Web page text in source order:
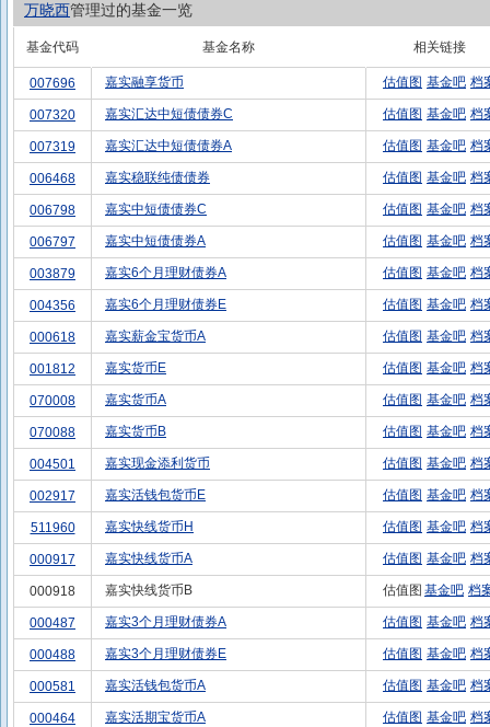
万晓西管理过的基金一览
基金代码 基金名称 相关链接
007696 嘉实融享货币 估值图 基金吧 档
007320 嘉实汇达中短债债券C 估值图 基金吧 档
007319 嘉实汇达中短债债券A 估值图 基金吧 档
006468 嘉实稳联纯债债券 估值图 基金吧 档
006798 嘉实中短债债券C 估值图 基金吧 档
006797 嘉实中短债债券A 估值图 基金吧 档
003879 嘉实6个月理财债券A 估值图 基金吧 档
004356 嘉实6个月理财债券E 估值图 基金吧 档
000618 嘉实薪金宝货币A 估值图 基金吧 档
001812 嘉实货币E 估值图 基金吧 档
070008 嘉实货币A 估值图 基金吧 档
070088 嘉实货币B 估值图 基金吧 档
004501 嘉实现金添利货币 估值图 基金吧 档
002917 嘉实活钱包货币E 估值图 基金吧 档
511960 嘉实快线货币H 估值图 基金吧 档
000917 嘉实快线货币A 估值图 基金吧 档
000918 嘉实快线货币B 估值图 基金吧 档
000487 嘉实3个月理财债券A 估值图 基金吧 档
000488 嘉实3个月理财债券E 估值图 基金吧 档
000581 嘉实活钱包货币A 估值图 基金吧 档
000464 嘉实活期宝货币A 估值图 基金吧 档